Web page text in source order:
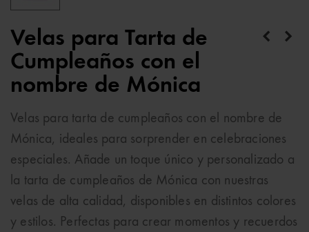
Velas para Tarta de
Cumpleaños con el
nombre de Mónica
Velas para tarta de cumpleaños con el nombre de
Mónica, ideales para sorprender en celebraciones
especiales. Añade un toque único y personalizado a
la tarta de cumpleaños de Mónica con nuestras
velas de alta calidad, disponibles en distintos colores
y estilos. Perfectas para crear momentos y recuerdos